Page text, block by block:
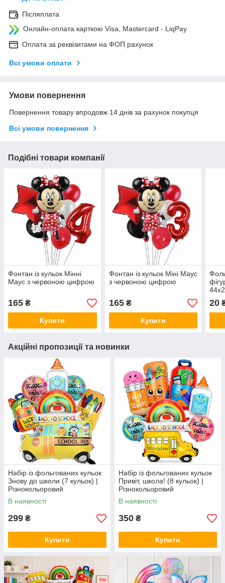
Післяплата
Онлайн-оплата карткою Visa, Mastercard - LiqPay
Оплата за реквізитами на ФОП рахунок
Всі умови оплати
Умови повернення
Повернення товару впродовж 14 днів за рахунок покупця
Всі умови повернення
Подібні товари компанії
Фонтан із кульок Мінні
Маус з червоною цифрою
165 ₴
Купити
Фонтан із кульок Міні Маус
з червоною цифрою
165₴
Купити
20
Акційні пропозиції та новинки
Набір із фольгованих кульок
Знову до школи (7 кульок) |
Різнокольоровий
В наявності
299 ₴
Купити
Набір із фольгованих кульок
Привіт, школа! (8 кульок) |
Різнокольоровий
В наявності
350 ₴
Купити